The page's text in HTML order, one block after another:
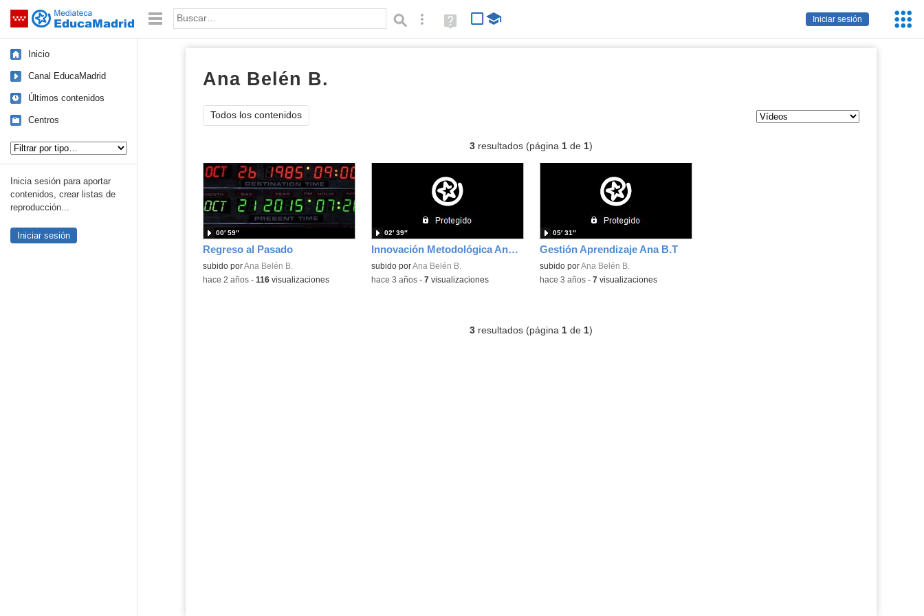
Saltar navegación
Iniciar sesión
Palabra o frase: Búsqueda avanzada
Ayuda
(en
Inicio
Canal EducaMadrid
Últimos contenidos
Centros
Inicia sesión para aportar
contenidos, crear listas de
reproducción...
Iniciar sesión
Ana Belén B.
Todos los contenidos
3resultados (página 1de 1)
Regreso al Pasado
subido porAna Belén B.
00′ 59″
-hace 2 años- 116visualizaciones
Innovación Metodológica Ana BT
subido porAna Belén B.
02′ 39″
-hace 3 años- 7visualizaciones
Gestión Aprendizaje Ana B.T
subido porAna Belén B.
05′ 31″
-hace 3 años- 7visualizaciones
3resultados (página 1de 1)